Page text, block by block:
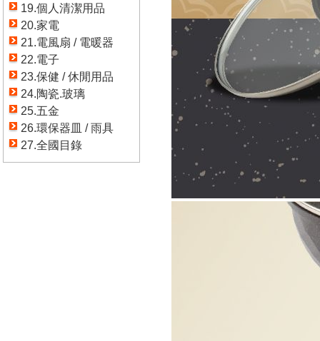
19.個人清潔用品
20.家電
21.電風扇 / 電暖器
22.電子
23.保健 / 休閒用品
24.陶瓷.玻璃
25.五金
26.環保器皿 / 雨具
27.全國目錄